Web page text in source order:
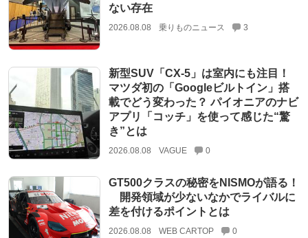
ない存在
2026.08.08 乗りものニュース 3
新型SUV「CX-5」は室内にも注目！
マツダ初の「Googleビルトイン」搭
載でどう変わった？ パイオニアのナビ
アプリ「コッチ」を使って感じた“驚
き”とは
2026.08.08 VAGUE 0
GT500クラスの秘密をNISMOが語る！
開発領域が少ないなかでライバルに
差を付けるポイントとは
2026.08.08 WEB CARTOP 0